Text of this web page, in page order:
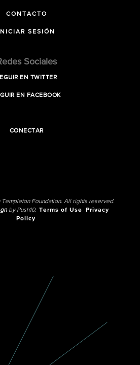
CONTACTO
INICIAR SESIÓN
Sociales
EN TWITTER
EN FACEBOOK
CONECTAR
Foundation. All rights reserved.
by Push10. Terms of Use
Privacy
Policy